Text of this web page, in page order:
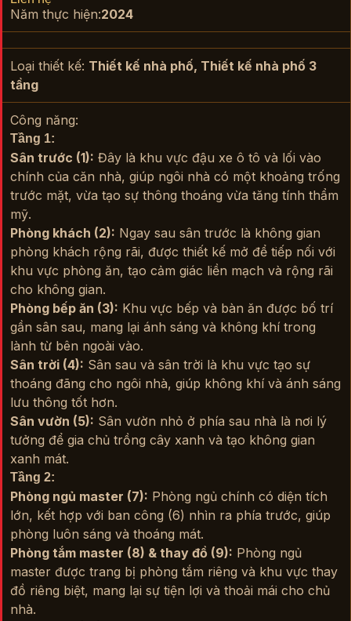
Năm thực hiện:2024
Loại thiết kế: Thiết kế nhà phố, Thiết kế nhà phố 3
tầng
Công năng:
Tầng 1:
Sân trước (1): Đây là khu vực đậu xe ô tô và lối vào
chính của căn nhà, giúp ngôi nhà có một khoảng trống
trước mặt, vừa tạo sự thông thoáng vừa tăng tính thẩm
mỹ.
Phòng khách (2): Ngay sau sân trước là không gian
phòng khách rộng rãi, được thiết kế mở để tiếp nối với
khu vực phòng ăn, tạo cảm giác liền mạch và rộng rãi
cho không gian.
Phòng bếp ăn (3): Khu vực bếp và bàn ăn được bố trí
gần sân sau, mang lại ánh sáng và không khí trong
lành từ bên ngoài vào.
Sân trời (4): Sân sau và sân trời là khu vực tạo sự
thoáng đãng cho ngôi nhà, giúp không khí và ánh sáng
lưu thông tốt hơn.
Sân vườn (5): Sân vườn nhỏ ở phía sau nhà là nơi lý
tưởng để gia chủ trồng cây xanh và tạo không gian
xanh mát.
Tầng 2:
Phòng ngủ master (7): Phòng ngủ chính có diện tích
lớn, kết hợp với ban công (6) nhìn ra phía trước, giúp
phòng luôn sáng và thoáng mát.
Phòng tắm master (8) & thay đồ (9): Phòng ngủ
master được trang bị phòng tắm riêng và khu vực thay
đồ riêng biệt, mang lại sự tiện lợi và thoải mái cho chủ
nhà.